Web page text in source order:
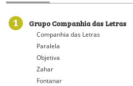
1 Grupo Companhia das Letras
Companhia das Letras
Paralela
Objetiva
Zahar
Fontanar